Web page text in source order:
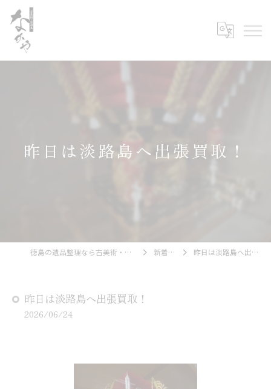
昨日は淡路島へ出張買取！
徳島の遺品整理なら古美術・古道具 なかや 新着情報 昨日は淡路島へ出張買取！
昨日は淡路島へ出張買取！
2026/06/24